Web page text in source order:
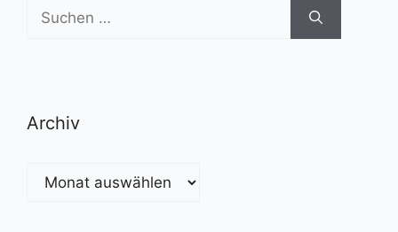
Suchen
nach:
Archiv
Archiv